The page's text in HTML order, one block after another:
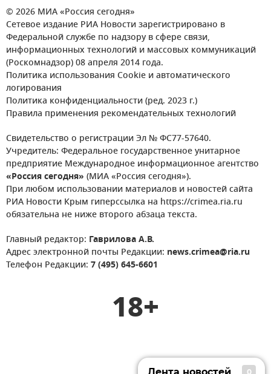
© 2026 МИА «Россия сегодня»
Сетевое издание РИА Новости зарегистрировано в
Федеральной службе по надзору в сфере связи,
информационных технологий и массовых коммуникаций
(Роскомнадзор) 08 апреля 2014 года.
Политика использования Cookie и автоматического
логирования
Политика конфиденциальности (ред. 2023 г.)
Правила применения рекомендательных технологий
Свидетельство о регистрации Эл № ФС77-57640.
Учредитель: Федеральное государственное унитарное
предприятие Международное информационное агентство
«Россия сегодня» (МИА «Россия сегодня»).
При любом использовании материалов и новостей сайта
РИА Новости Крым гиперссылка на https://crimea.ria.ru
обязательна не ниже второго абзаца текста.
Главный редактор: Гаврилова А.В.
Адрес электронной почты Редакции: news.crimea@ria.ru
Телефон Редакции: 7 (495) 645-6601
18+
0